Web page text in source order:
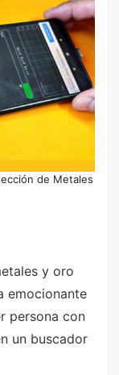
de Metales
y oro
emocionante
persona con
un buscador